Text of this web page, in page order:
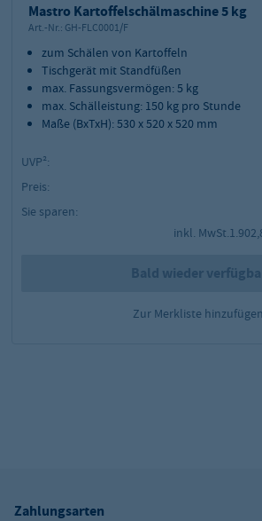
Mastro Kartoffelschälmaschine 5 kg
Art.-Nr.: GH-FLC0001/F
zum Schälen von Kartoffeln
Tischgerät mit Standfüßen
max. Fassungsvermögen: 5 kg
max. Schälleistung: 150 kg pro Stunde
Maße (BxTxH): 530 x 520 x 520 mm
UVP²:
Preis:
Sie sparen:
inkl. MwSt.
Bald wieder
Zur Merkliste hinzufügen
Zahlungsarten